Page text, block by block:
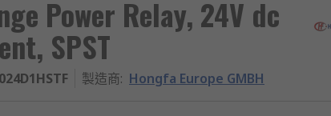
Power Relay, 24V dc
SPST
製造商: Hongfa Europe GMBH